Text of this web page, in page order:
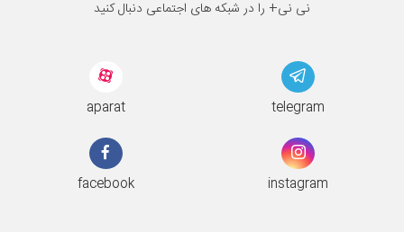
نی نی+ را در شبکه های اجتماعی دنبال کنید
aparat telegram
facebook instagram